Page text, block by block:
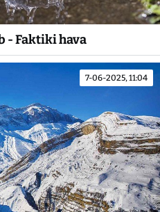
- Faktiki hava
7-06-2025, 11:04